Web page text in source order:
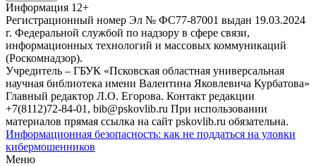
Информация 12+
Регистрационный номер Эл № ФС77-87001 выдан 19.03.2024
г. Федеральной службой по надзору в сфере связи,
информационных технологий и массовых коммуникаций
(Роскомнадзор).
Учредитель – ГБУК «Псковская областная универсальная
научная библиотека имени Валентина Яковлевича Курбатова»
Главный редактор Л.О. Егорова. Контакт редакции
+7(8112)72-84-01, bib@pskovlib.ru При использовании
материалов прямая ссылка на сайт pskovlib.ru обязательна.
Информационная безопасность: как не поддаться на уловки
кибермошенников
Меню